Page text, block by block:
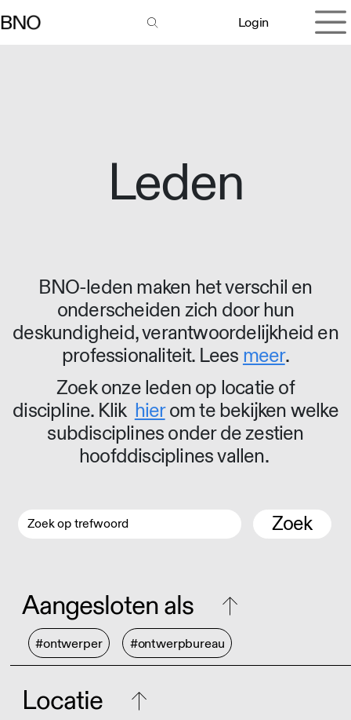
Login
Leden
BNO-leden maken het verschil en
onderscheiden zich door hun
deskundigheid, verantwoordelijkheid en
professionaliteit. Lees meer.
Zoek onze leden op locatie of
discipline. Klik hierom te bekijken welke
subdisciplines onder de zestien
hoofddisciplines vallen.
Zoek
Aangesloten als
#ontwerper #ontwerpbureau
Locatie